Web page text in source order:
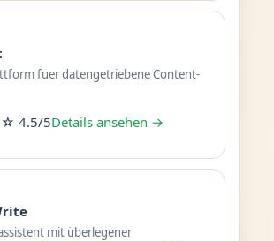
fuer datengetriebene Content-
4.5/5Details ansehen →
mit überlegener